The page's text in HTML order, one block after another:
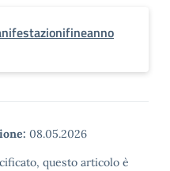
08.05.2026
questo articolo è